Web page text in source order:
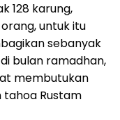
128 karung,
untuk itu
sebanyak
bulan ramadhan,
membutukan
Rustam